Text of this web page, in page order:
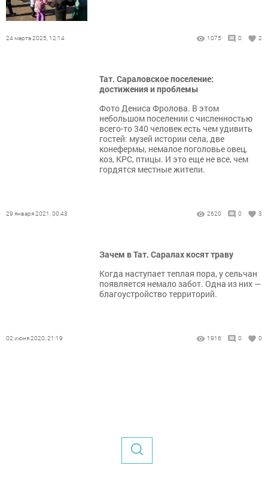
24 марта 2025, 12:14 1075 0 2
Тат. Сараловское поселение:
достижения и проблемы
Фото Дениса Фролова. В этом
небольшом поселении с численностью
всего-то 340 человек есть чем удивить
гостей: музей истории села, две
конефермы, немалое поголовье овец,
коз, КРС, птицы. И это еще не все, чем
гордятся местные жители.
29 января 2021, 00:43 2620 0 3
Зачем в Тат. Саралах косят траву
Когда наступает теплая пора, у сельчан
появляется немало забот. Одна из них —
благоустройство территорий.
02 июня 2020, 21:19 1916 0 0